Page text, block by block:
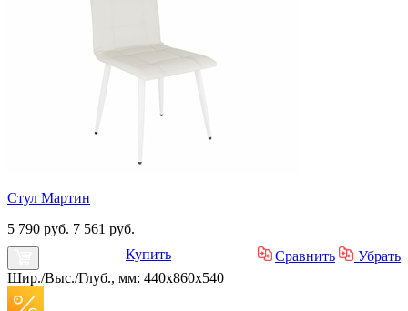
Стул Мартин
5 790 руб. 7 561 руб.
Купить
Сравнить
Убрать
Шир./Выс./Глуб., мм: 440x860x540